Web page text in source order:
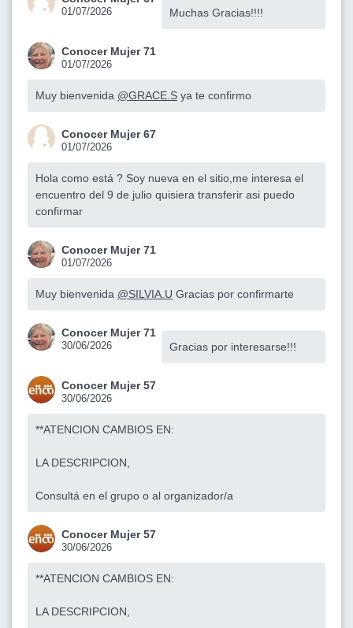
01/07/2026 Muchas Gracias!!!!
Conocer Mujer 71
01/07/2026
Muy bienvenida @GRACE.S ya te confirmo
Conocer Mujer 67
01/07/2026
Hola como está ? Soy nueva en el sitio,me interesa el
encuentro del 9 de julio quisiera transferir asi puedo
confirmar
Conocer Mujer 71
01/07/2026
Muy bienvenida @SILVIA.U Gracias por confirmarte
Conocer Mujer 71
30/06/2026 Gracias por interesarse!!!
Conocer Mujer 57
30/06/2026
**ATENCION CAMBIOS EN:
LA DESCRIPCION,
Consultá en el grupo o al organizador/a
Conocer Mujer 57
30/06/2026
**ATENCION CAMBIOS EN:
LA DESCRIPCION,